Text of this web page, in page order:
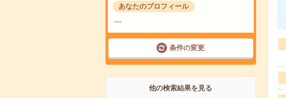
あなたのプロフィール
---
条件の変更
他の検索結果を見る